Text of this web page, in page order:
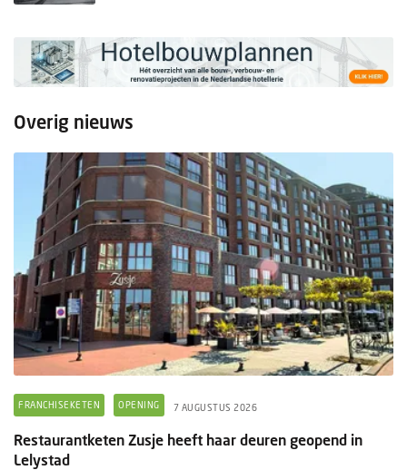
Overig nieuws
FRANCHISEKETEN OPENING 7 AUGUSTUS 2026
Restaurantketen Zusje heeft haar deuren geopend in
Lelystad